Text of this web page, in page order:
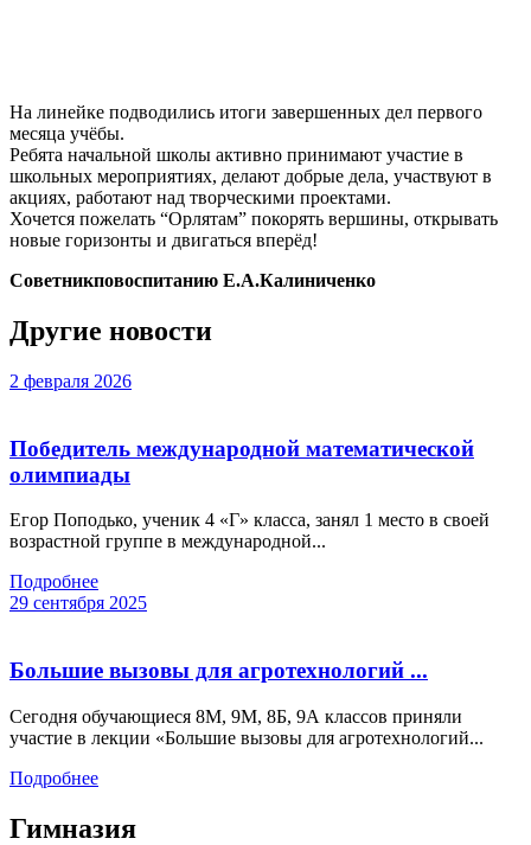
На линейке подводились итоги завершенных дел первого
месяца учёбы.
Ребята начальной школы активно принимают участие в
школьных мероприятиях, делают добрые дела, участвуют в
акциях, работают над творческими проектами.
Хочется пожелать “Орлятам” покорять вершины, открывать
новые горизонты и двигаться вперёд!
Советникповоспитанию Е.А.Калиниченко
Другие новости
2 февраля 2026
Победитель международной математической
олимпиады
Егор Поподько, ученик 4 «Г» класса, занял 1 место в своей
возрастной группе в международной...
Подробнее
29 сентября 2025
Большие вызовы для агротехнологий ...
Сегодня обучающиеся 8М, 9М, 8Б, 9А классов приняли
участие в лекции «Большие вызовы для агротехнологий...
Подробнее
Гимназия